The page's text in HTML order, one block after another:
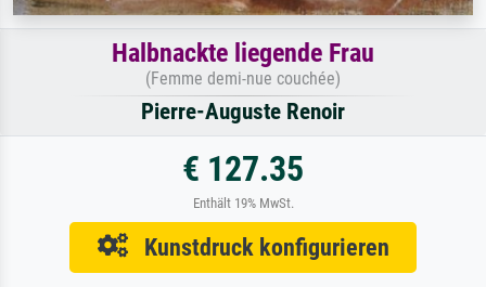
Halbnackte liegende Frau
(Femme demi-nue couchée)
Pierre-Auguste Renoir
€ 127.35
Enthält 19% MwSt.
Kunstdruck konfigurieren